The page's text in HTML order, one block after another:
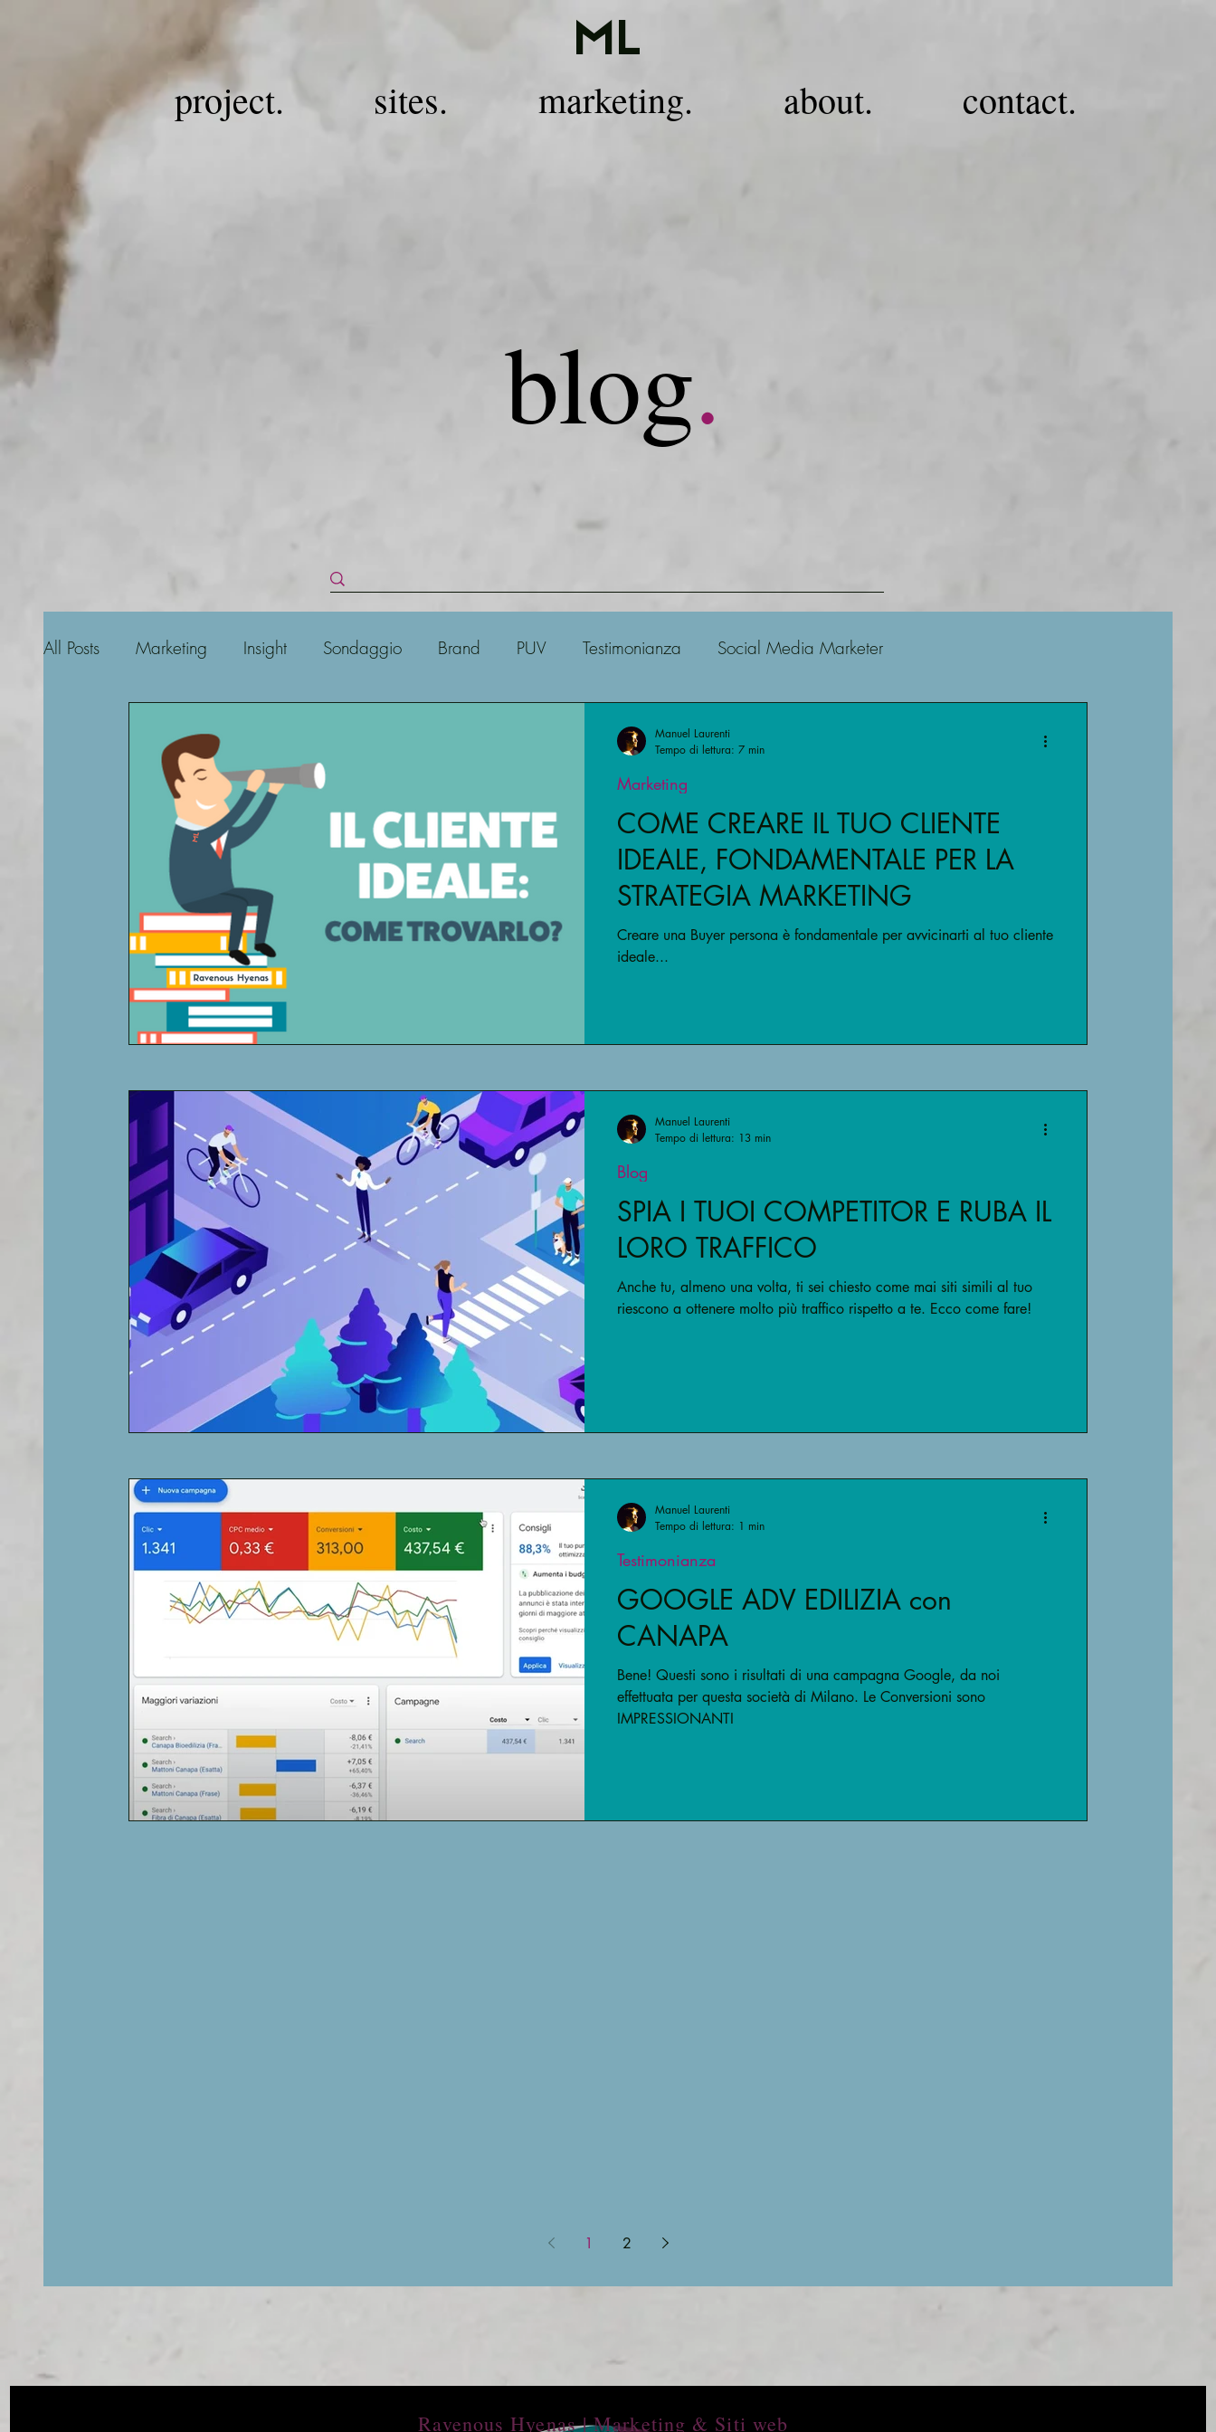
ML
project. sites. marketing. about. contact.
blog.
All Posts Marketing Insight Sondaggio Brand PUV Testimonianza Social Media Marketer
Posizionamento Instagram Studiare il mercato Google
Blog
COME CREARE IL TUO CLIENTE
IDEALE, FONDAMENTALE PER LA
STRATEGIA MARKETING
Creare una Buyer persona è fondamentale per avvicinarti al tuo cliente
ideale...
Marketing
Manuel Laurenti
Tempo di lettura: 7 min
SPIA I TUOI COMPETITOR E RUBA IL
LORO TRAFFICO
Anche tu, almeno una volta, ti sei chiesto come mai siti simili al tuo
riescono a ottenere molto più traffico rispetto a te. Ecco come fare!
Blog
Manuel Laurenti
Tempo di lettura: 13 min
GOOGLE ADV EDILIZIA con
CANAPA
Bene! Questi sono i risultati di una campagna Google, da noi
effettuata per questa società di Milano. Le Conversioni sono
IMPRESSIONANTI
Testimonianza
Manuel Laurenti
Tempo di lettura: 1 min
1 2
Ravenous Hyenas | Marketing & Siti web